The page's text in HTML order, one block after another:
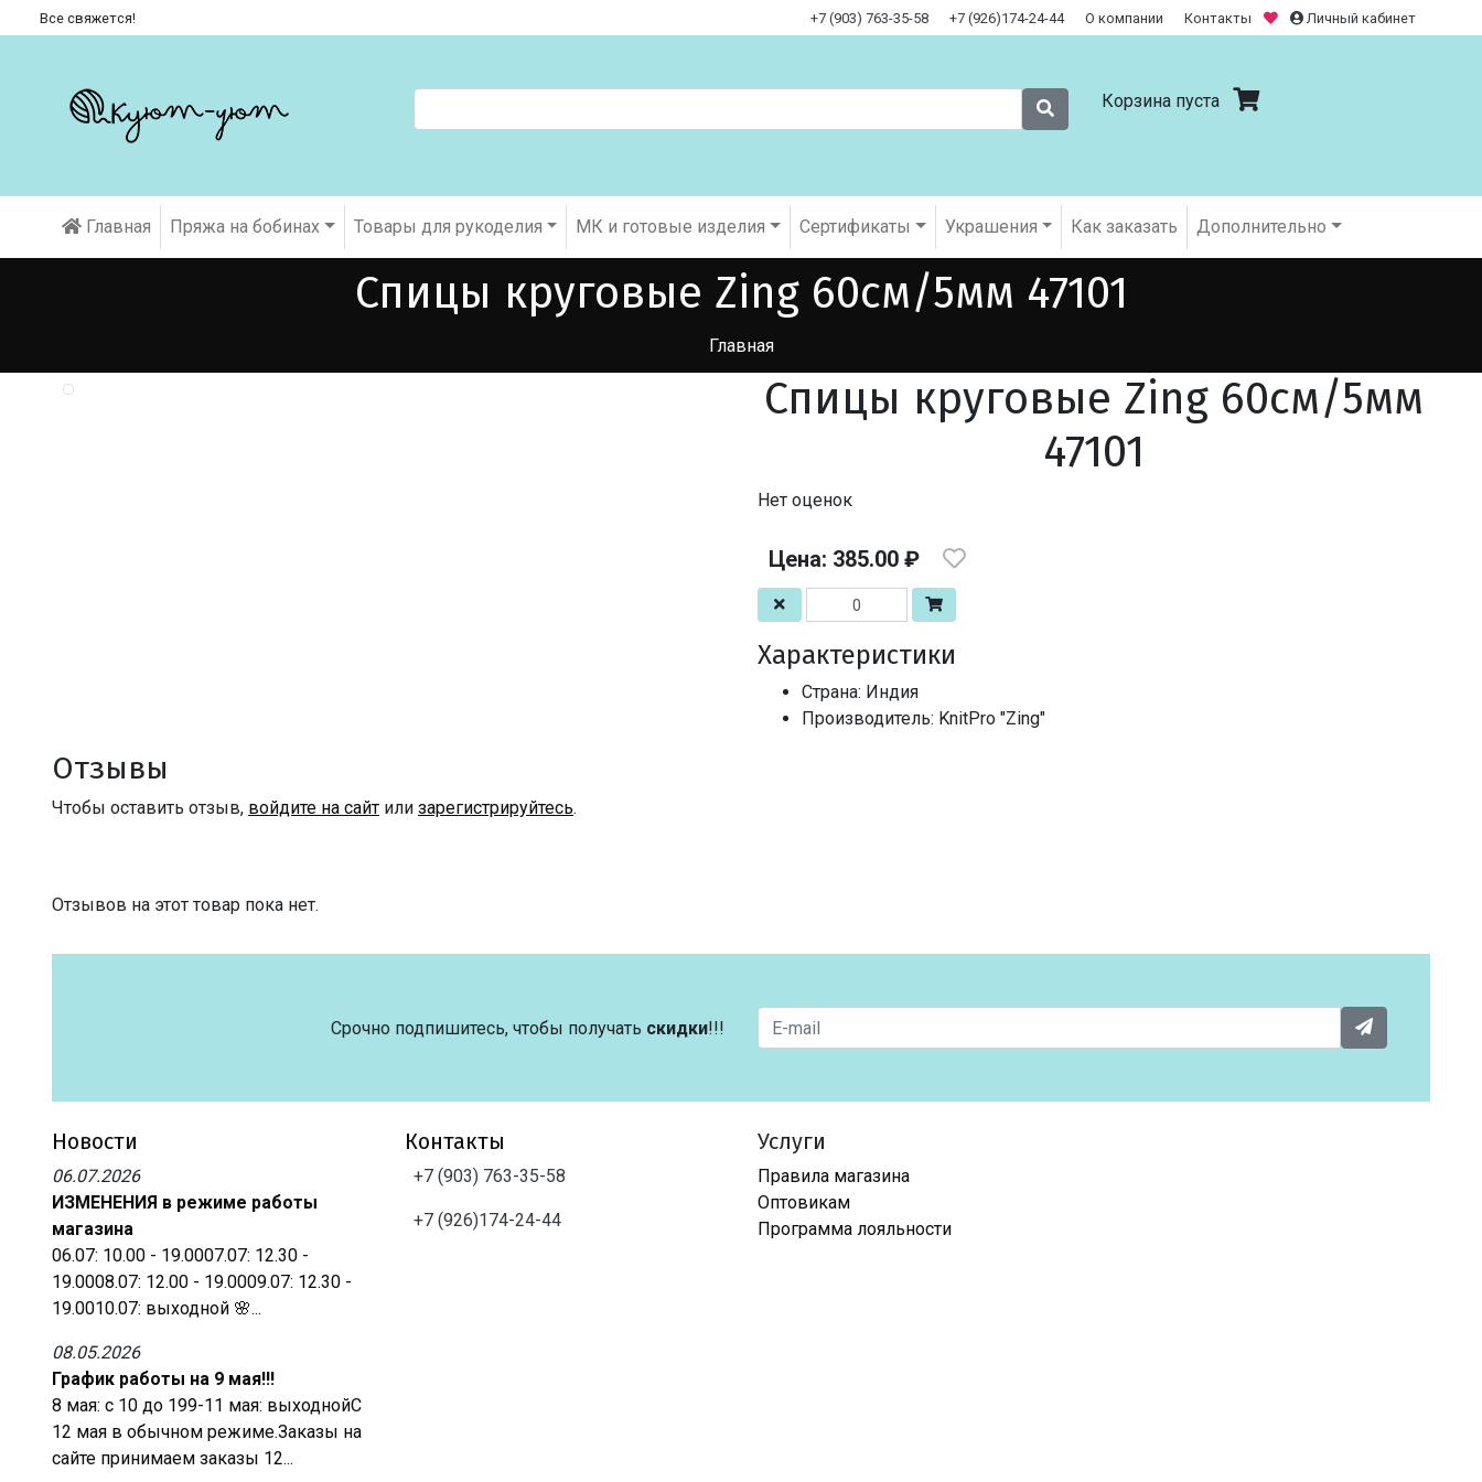
Все свяжется! +7 (903) 763-35-58 +7 (926)174-24-44 О компании Контакты Личный кабинет
Корзина пуста
Главная Пряжа на бобинах Товары для рукоделия МК и готовые изделия Cертификаты Украшения Как заказать Дополнительно
Спицы круговые Zing 60см/5мм 47101
Главная
Спицы круговые Zing 60см/5мм
47101
Нет оценок
Цена: 385.00 ₽
Характеристики
Страна: Индия
Производитель: KnitPro "Zing"
Отзывы
Чтобы оставить отзыв, войдите на сайт или зарегистрируйтесь.
Отзывов на этот товар пока нет.
Срочно подпишитесь, чтобы получать скидки!!!
Новости
06.07.2026
ИЗМЕНЕНИЯ в режиме работы
магазина
06.07: 10.00 - 19.0007.07: 12.30 -
19.0008.07: 12.00 - 19.0009.07: 12.30 -
19.0010.07: выходной 🌸...
08.05.2026
График работы на 9 мая!!!
8 мая: с 10 до 199-11 мая: выходнойС
12 мая в обычном режиме.Заказы на
сайте принимаем заказы 12...
Контакты
+7 (903) 763-35-58
+7 (926)174-24-44
Услуги
Правила магазина
Оптовикам
Программа лояльности